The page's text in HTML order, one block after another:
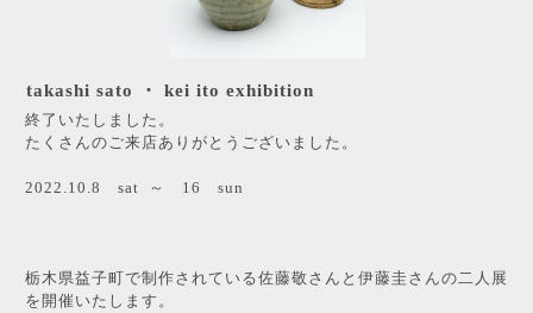
takashi sato ・ kei ito exhibition
終了いたしました。
たくさんのご来店ありがとうございました。
2022.10.8 sat ～ 16 sun
栃木県益子町で制作されている佐藤敬さんと伊藤圭さんの二人展
を開催いたします。